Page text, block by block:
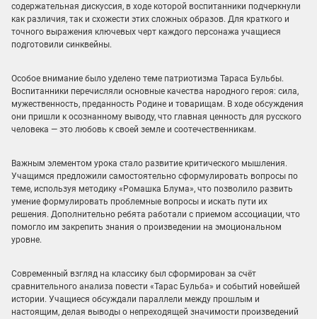
содержательная дискуссия, в ходе которой воспитанники подчеркнули
как различия, так и схожести этих сложных образов. Для краткого и
точного выражения ключевых черт каждого персонажа учащиеся
подготовили синквейны.
Особое внимание было уделено теме патриотизма Тараса Бульбы.
Воспитанники перечисляли основные качества народного героя: сила,
мужественность, преданность Родине и товарищам. В ходе обсуждения
они пришли к осознанному выводу, что главная ценность для русского
человека — это любовь к своей земле и соотечественникам.
Важным элементом урока стало развитие критического мышления.
Учащимся предложили самостоятельно сформулировать вопросы по
теме, используя методику «Ромашка Блума», что позволило развить
умение формулировать проблемные вопросы и искать пути их
решения. Дополнительно ребята работали с приемом ассоциации, что
помогло им закрепить знания о произведении на эмоциональном
уровне.
Современный взгляд на классику был сформирован за счёт
сравнительного анализа повести «Тарас Бульба» и событий новейшей
истории. Учащиеся обсуждали параллели между прошлым и
настоящим, делая выводы о непреходящей значимости произведений